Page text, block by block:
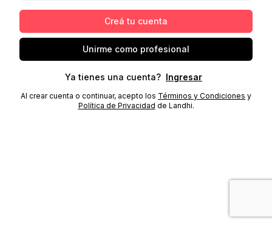
Creá tu cuenta
Unirme como profesional
Ya tienes una cuenta? Ingresar
Al crear cuenta o continuar, acepto los Términos y Condiciones y
Política de Privacidad de Landhi.